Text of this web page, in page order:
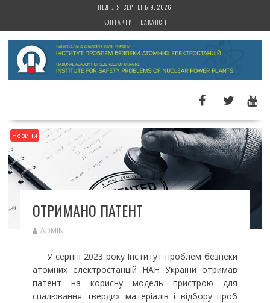
i
НЕДІЛЯ, СЕРПЕНЬ 9, 2026
КОНТАКТИ
ВАКАНСІЇ
Новини
ОТРИМАНО ПАТЕНТ
ADMIN
У серпні 2023 року Інститут проблем безпеки
атомних електростанцій НАН України отримав
патент на корисну модель пристрою для
спалювання твердих матеріалів і відбору проб